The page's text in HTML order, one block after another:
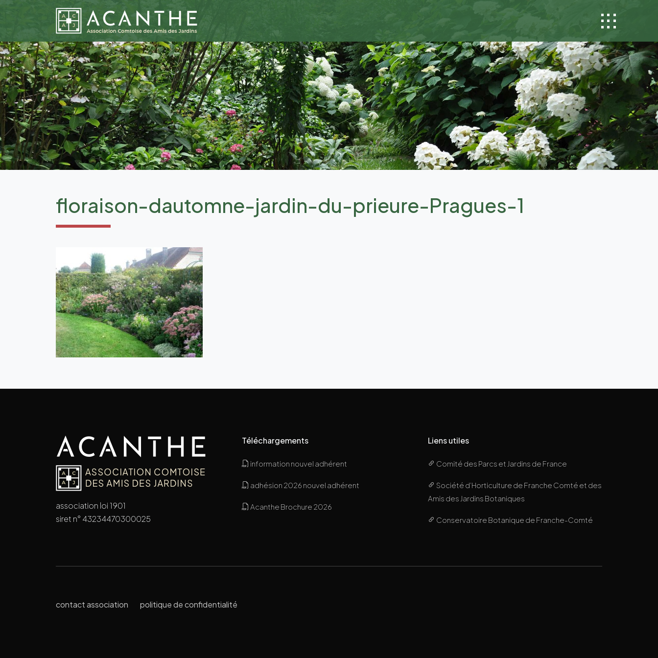
floraison-dautomne-jardin-du-prieure-Pragues-1
association loi 1901
siret n° 43234470300025
Téléchargements
information nouvel adhérent
adhésion 2026 nouvel adhérent
Acanthe Brochure 2026
Liens utiles
Comité des Parcs et Jardins de France
Société d’Horticulture de Franche Comté et des
Amis des Jardins Botaniques
Conservatoire Botanique de Franche-Comté
contact association politique de confidentialité